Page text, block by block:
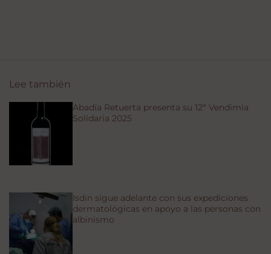
Lee también
Abadía Retuerta presenta su 12ª Vendimia
Solidaria 2025
Isdin sigue adelante con sus expediciones
dermatológicas en apoyo a las personas con
albinismo